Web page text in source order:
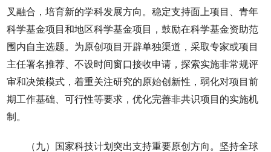
叉融合，培育新的学科发展方向。稳定支持面上项目、青年
科学基金项目和地区科学基金项目，鼓励在科学基金资助范
围内自主选题。为原创项目开辟单独渠道，采取专家或项目
主任署名推荐、不设时间窗口接收申请，探索实施非常规评
审和决策模式，着重关注研究的原始创新性，弱化对项目前
期工作基础、可行性等要求，优化完善非共识项目的实施机
制。
（九）国家科技计划突出支持重要原创方向。坚持全球